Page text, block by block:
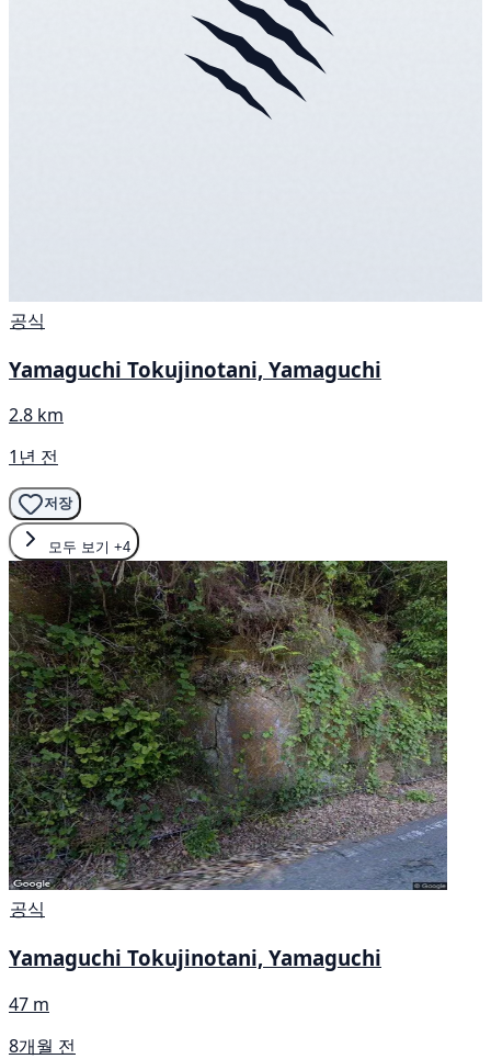
공식
Yamaguchi Tokujinotani, Yamaguchi
2.8 km
1년 전
저장
모두 보기 +4
공식
Yamaguchi Tokujinotani, Yamaguchi
47 m
8개월 전